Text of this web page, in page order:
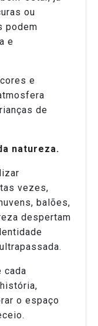
ou
podem
e
e
de
natureza.
vezes,
balões,
despertam
cada
o espaço